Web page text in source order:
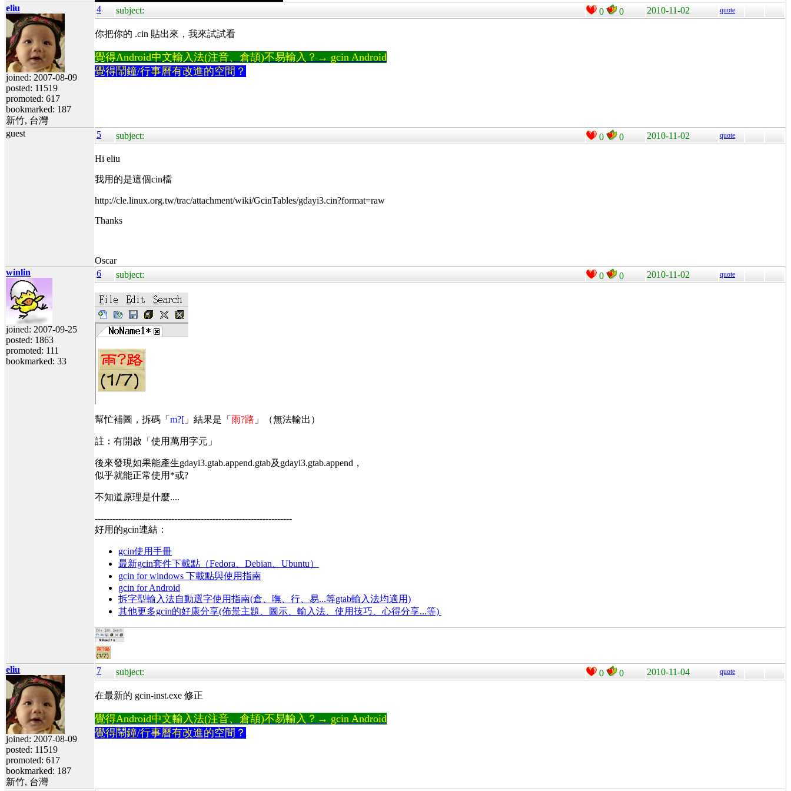
eliu
joined: 2007-08-09
posted: 11519
promoted: 617
bookmarked: 187
新竹, 台灣
4 subject: 0 0 2010-11-02 quote
你把你的 .cin 貼出來，我來試試看
覺得Android中文輸入法(注音、倉頡)不易輸入？→ gcin Android
覺得鬧鐘/行事曆有改進的空間？
guest 5 subject: 0 0 2010-11-02 quote
Hi eliu
我用的是這個cin檔
http://cle.linux.org.tw/trac/attachment/wiki/GcinTables/gdayi3.cin?format=raw
Thanks
Oscar
winlin
joined: 2007-09-25
posted: 1863
promoted: 111
bookmarked: 33
6 subject: 0 0 2010-11-02 quote
幫忙補圖，拆碼「 m?[ 」結果是「 雨?路 」（無法輸出）
註：有開啟「使用萬用字元」
後來發現如果能產生gdayi3.gtab.append.gtab及gdayi3.gtab.append，
似乎就能正常使用*或?
不知道原理是什麼....
-------------------------------------------------------------------
好用的gcin連結：
gcin使用手冊
最新gcin套件下載點（Fedora、Debian、Ubuntu）
gcin for windows 下載點與使用指南
gcin for Android
拆字型輸入法自動選字使用指南(倉、嘸、行、易...等gtab輸入法均適用)
其他更多gcin的好康分享(佈景主題、圖示、輸入法、使用技巧、心得分享...等)
eliu
joined: 2007-08-09
posted: 11519
promoted: 617
bookmarked: 187
新竹, 台灣
7 subject: 0 0 2010-11-04 quote
在最新的 gcin-inst.exe 修正
覺得Android中文輸入法(注音、倉頡)不易輸入？→ gcin Android
覺得鬧鐘/行事曆有改進的空間？